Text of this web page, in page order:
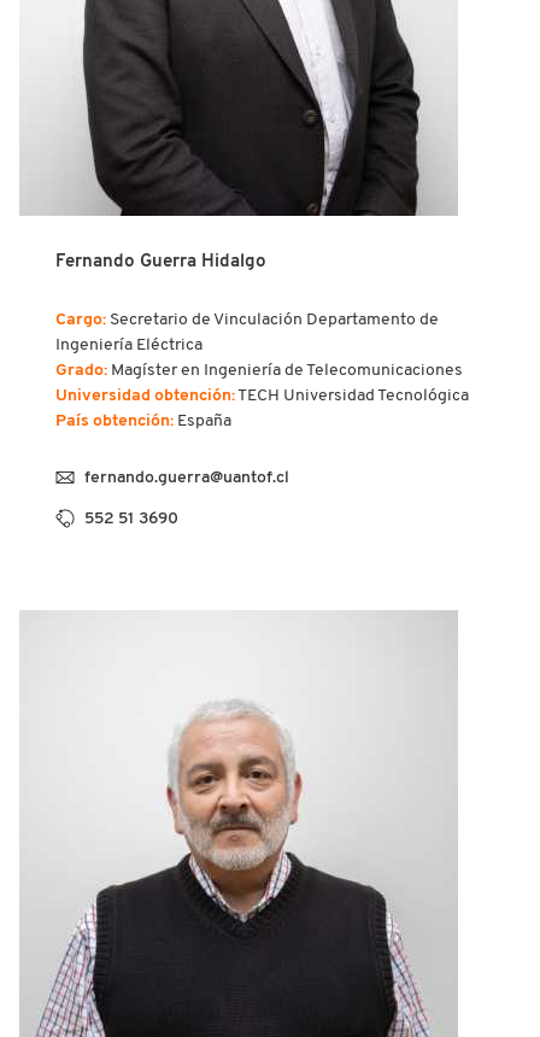
Fernando Guerra Hidalgo
Cargo: Secretario de Vinculación Departamento de
Ingeniería Eléctrica
Grado: Magíster en Ingeniería de Telecomunicaciones
Universidad obtención:TECH Universidad Tecnológica
País obtención: España
fernando.guerra@uantof.cl
552 51 3690